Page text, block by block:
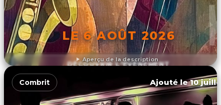
Aperçu de la description
LE 6 AOÛT 2026
DÉCOUVRIR L'ÉVÉNEMENT
Combrit Ajouté le 10